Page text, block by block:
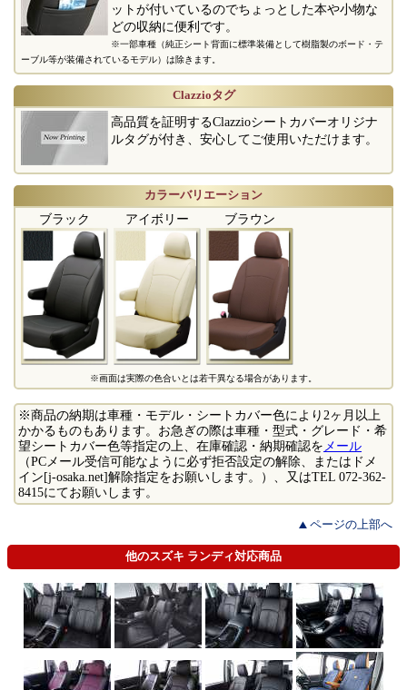
ットが付いているのでちょっとした本や小物な
どの収納に便利です。
※一部車種（純正シート背面に標準装備として樹脂製のボード・テ
ーブル等が装備されているモデル）は除きます。
Clazzioタグ
高品質を証明するClazzioシートカバーオリジナ
ルタグが付き、安心してご使用いただけます。
カラーバリエーション
ブラック アイボリー ブラウン
※画面は実際の色合いとは若干異なる場合があります。
※商品の納期は車種・モデル・シートカバー色により2ヶ月以上
かかるものもあります。お急ぎの際は車種・型式・グレード・希
望シートカバー色等指定の上、在庫確認・納期確認を メール
（PCメール受信可能なように必ず拒否設定の解除、またはドメ
イン[j-osaka.net]解除指定をお願いします。）、又はTEL 072-362-
8415にてお願いします。
ページの上部へ
他のスズキ ランディ対応商品